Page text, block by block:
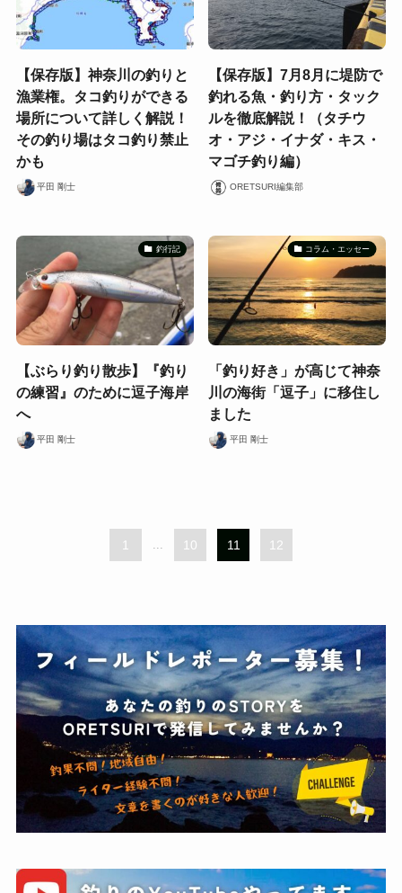
【保存版】神奈川の釣りと
漁業権。タコ釣りができる
場所について詳しく解説！
その釣り場はタコ釣り禁止
かも
平田 剛士
【保存版】7月8月に堤防で
釣れる魚・釣り方・タック
ルを徹底解説！（タチウ
オ・アジ・イナダ・キス・
マゴチ釣り編）
ORETSURI編集部
釣行記
【ぶらり釣り散歩】『釣り
の練習』のために逗子海岸
へ
平田 剛士
コラム・エッセー
「釣り好き」が高じて神奈
川の海街「逗子」に移住し
ました
平田 剛士
1 ... 10 11 12